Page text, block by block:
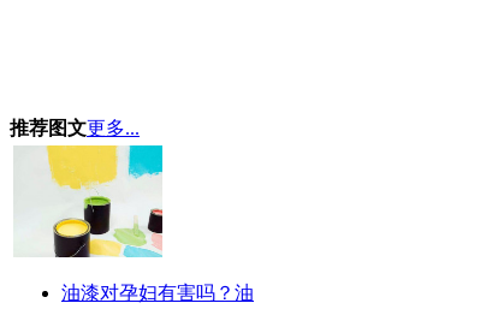
推荐图文更多...
油漆对孕妇有害吗？油